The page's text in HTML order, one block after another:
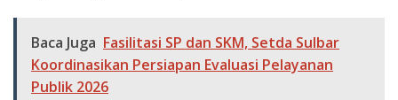
Baca Juga Fasilitasi SP dan SKM, Setda Sulbar
Koordinasikan Persiapan Evaluasi Pelayanan
Publik 2026